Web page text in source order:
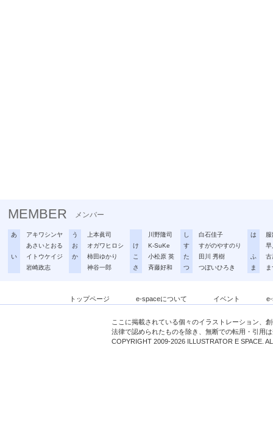
MEMBER メンバー
あ
アキワシンヤ
あさいとおる
い
イトウケイジ
岩崎政志
う
上本眞司
お
オガワヒロシ
か
柿田ゆかり
神谷一郎
川野隆司
け
K-SuKe
こ
小松原 英
さ
斉藤好和
し
白石佳子
す
すがのやすのり
た
田川 秀樹
つ
つぼいひろき
は
早
ふ
古
ま
トップページ e-spaceについて イベント
ここに掲載されている個々のイラストレーション、
法律で認められたものを除き、無断での転用・引用
COPYRIGHT 2009-2026 ILLUSTRATOR E SPACE.